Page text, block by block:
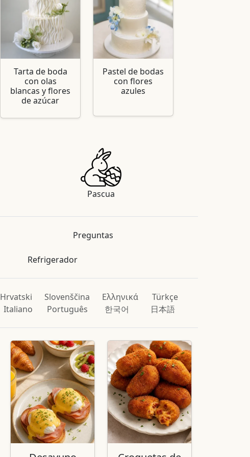
Tarta de boda
con olas
blancas y flores
de azúcar
Pastel de bodas
con flores
azules
Pascua
Preguntas
Refrigerador
Hrvatski Slovenščina Ελληνικά
Türkçe
Italiano Português 한국어 日本語